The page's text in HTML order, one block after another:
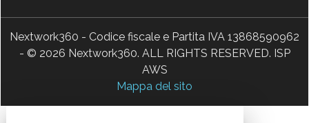
Nextwork360 - Codice fiscale e Partita IVA 13868590962
- © 2026 Nextwork360. ALL RIGHTS RESERVED. ISP
AWS
Mappa del sito